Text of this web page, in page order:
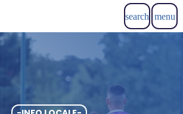
search menu